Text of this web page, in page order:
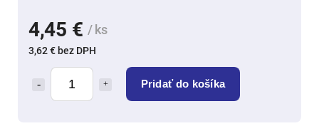
4,45 € / ks
3,62 € bez DPH
Pridať do košíka